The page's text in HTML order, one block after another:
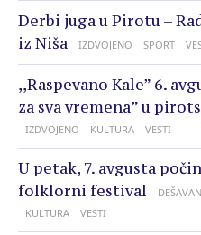
Derbi juga u Pirotu –
iz Niša
IZDVOJENO SPORT
,,Raspevano Kale” 6.
za sva vremena” u
IZDVOJENO
KULTURA VESTI
U petak, 7. avgusta
folklorni festival
KULTURA
VESTI